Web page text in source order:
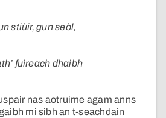
stiùir, gun seòl,
fuireach dhaibh
nas aotruime agam anns
mi sibh an t-seachdain